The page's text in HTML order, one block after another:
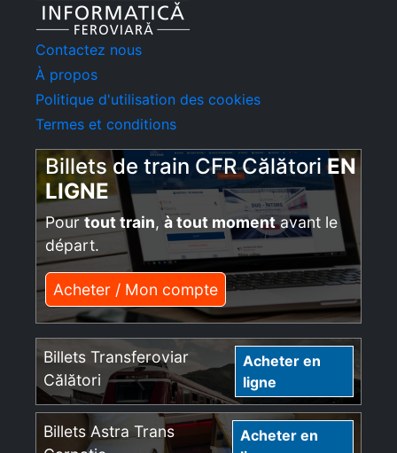
Contactez nous
À propos
Politique d'utilisation des cookies
Termes et conditions
Billets de train CFR CălătoriEN
LIGNE
Pourtout train, à tout momentavant le
départ.
Acheter / Mon compte
Billets Transferoviar
Călători
Acheter en
ligne
Billets Astra Trans
Acheter en